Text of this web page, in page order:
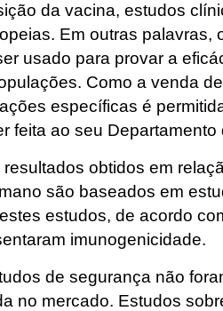
da vacina, estudos
Em outras palavras,
usado para provar a
Como a venda
específicas é
feita ao seu Departamento
resultados obtidos em
são baseados em
estudos, de acordo
imunogenicidade.
de segurança não
no mercado. Estudos